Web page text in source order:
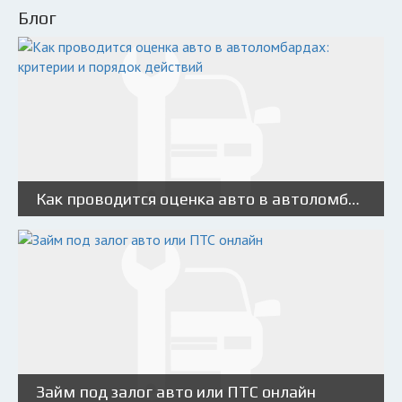
Блог
Как проводится оценка авто в автоломбардах: критерии и порядок действий
Займ под залог авто или ПТС онлайн